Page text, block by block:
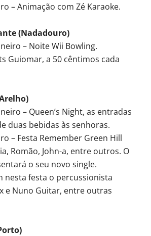
– Animação com Zé Karaoke.
(Nadadouro)
– Noite Wii Bowling.
Guiomar, a 50 cêntimos cada
– Queen’s Night, as entradas
duas bebidas às senhoras.
– Festa Remember Green Hill
Romão, John-a, entre outros. O
o seu novo single.
nesta festa o percussionista
e Nuno Guitar, entre outras